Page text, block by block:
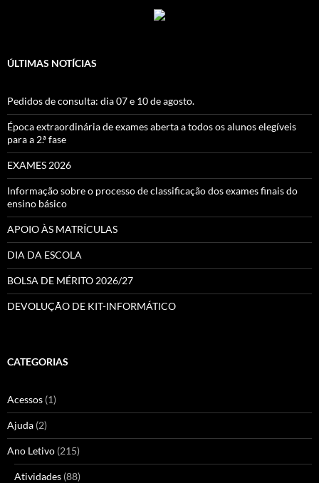
ÚLTIMAS NOTÍCIAS
Pedidos de consulta: dia 07 e 10 de agosto.
Época extraordinária de exames aberta a todos os alunos elegíveis
para a 2.ª fase
EXAMES 2026
Informação sobre o processo de classificação dos exames finais do
ensino básico
APOIO ÀS MATRÍCULAS
DIA DA ESCOLA
BOLSA DE MÉRITO 2026/27
DEVOLUÇÃO DE KIT-INFORMÁTICO
CATEGORIAS
Acessos (1)
Ajuda (2)
Ano Letivo (215)
Atividades (88)